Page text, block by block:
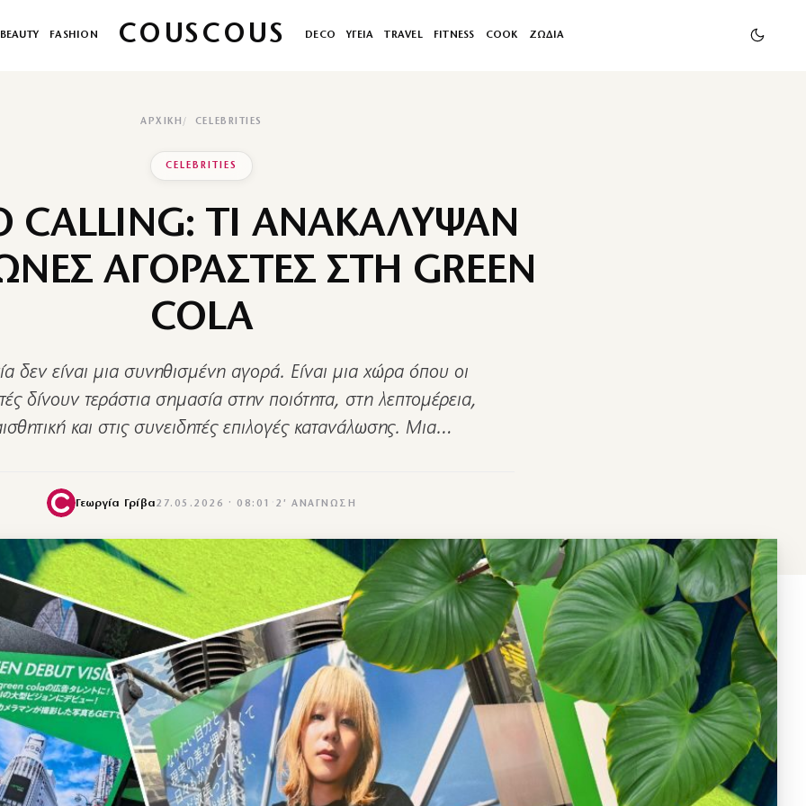
BEAUTY FASHION COUSCOUS DECO ΥΓΕΙΑ TRAVEL FITNESS COOK ΖΩΔΙΑ
ΑΡΧΙΚΉ CELEBRITIES
CELEBRITIES
CALLING: ΤΙ ΑΝΑΚΑΛΥΨΑΝ
ΑΓΟΡΑΣΤΕΣ ΣΤΗ GREEN
COLA
δεν είναι μια συνηθισμένη αγορά. Είναι μια χώρα όπου οι
δίνουν τεράστια σημασία στην ποιότητα, στη λεπτομέρεια,
και στις συνειδητές επιλογές κατανάλωσης. Μια…
Γεωργία Γρίβα27.05.2026 · 08:01 · 2′ ΑΝΆΓΝΩΣΗ